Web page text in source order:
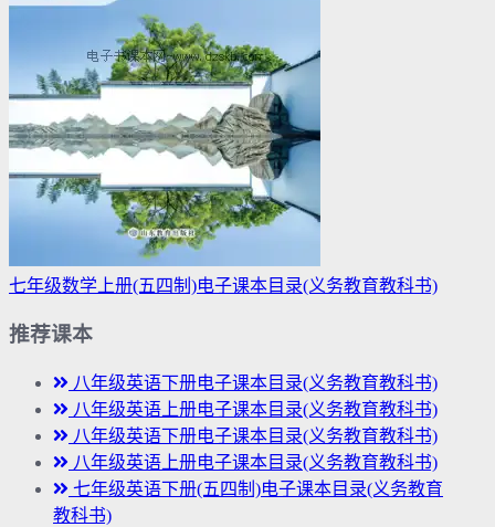
七年级数学上册(五四制)电子课本目录(义务教育教科书)
推荐课本
八年级英语下册电子课本目录(义务教育教科书)
八年级英语上册电子课本目录(义务教育教科书)
八年级英语下册电子课本目录(义务教育教科书)
八年级英语上册电子课本目录(义务教育教科书)
七年级英语下册(五四制)电子课本目录(义务教育
教科书)